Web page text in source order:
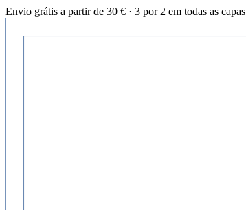
Envio grátis a partir de 30 € · 3 por 2 em todas as capas